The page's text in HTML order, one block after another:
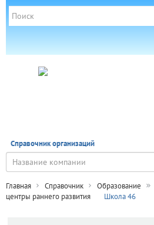
Справочник организаций
Главная Справочник Образование
центры раннего развития
Школа 46